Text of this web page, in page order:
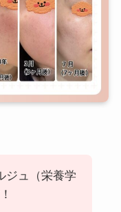
ジュ（栄養学